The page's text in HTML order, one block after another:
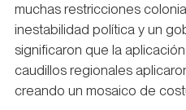
muchas restricciones
inestabilidad política y un
significaron que la
caudillos regionales
creando un mosaico de